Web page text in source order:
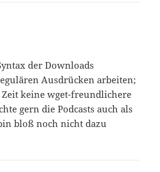
der Downloads
Ausdrücken arbeiten;
keine wget-freundlichere
gern die Podcasts auch als
bloß noch nicht dazu